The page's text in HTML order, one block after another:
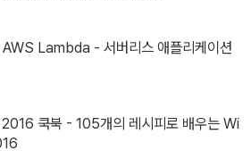
AWS Lambda - 서버리스 애플리케이션
쿡북 - 105개의 레시피로 배우는 Wi